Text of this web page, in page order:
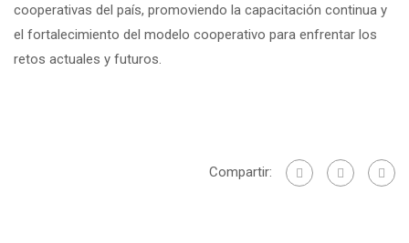
cooperativas del país, promoviendo la capacitación continua y
el fortalecimiento del modelo cooperativo para enfrentar los
retos actuales y futuros.
Compartir: